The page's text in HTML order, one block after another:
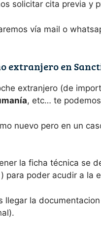
solicitar cita previa
vía mail o
extranjero en
extranjero (de
, etc… te
nuevo pero en un
la ficha técnica se
para poder acudir a la
la